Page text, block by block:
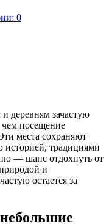
0
деревням зачастую
чем посещение
места сохраняют
историей, традициями
— шанс отдохнуть от
и
остается за